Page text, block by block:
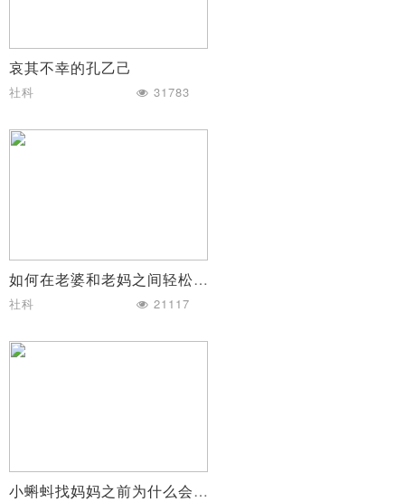
哀其不幸的孔乙己
社科 31783
如何在老婆和老妈之间轻松周旋
社科 21117
小蝌蚪找妈妈之前为什么会出错